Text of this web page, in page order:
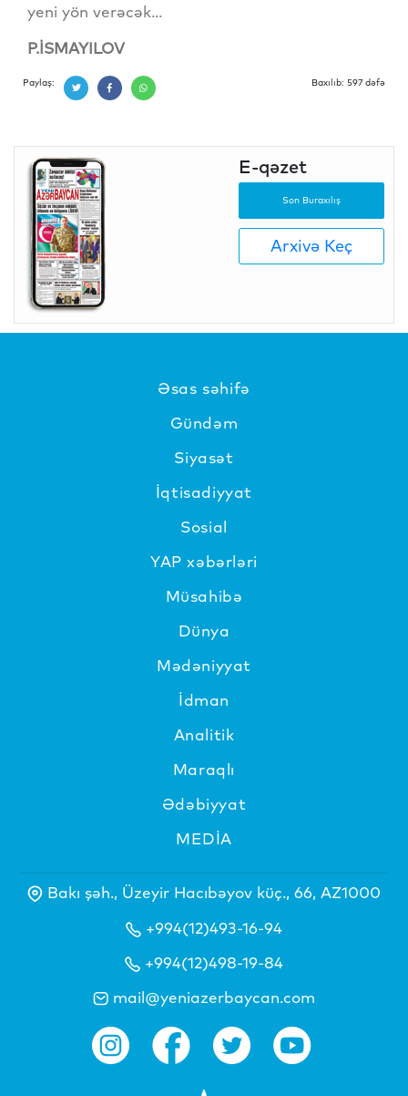
yeni yön verəcək...
P.İSMAYILOV
Paylaş: Baxılıb: 597 dəfə
E-qəzet
Son Buraxılış
Arxivə Keç
Əsas səhifə
Gündəm
Siyasət
İqtisadiyyat
Sosial
YAP xəbərləri
Müsahibə
Dünya
Mədəniyyat
İdman
Analitik
Maraqlı
Ədəbiyyat
MEDİA
Bakı şəh., Üzeyir Hacıbəyov küç., 66, AZ1000
+994(12)493-16-94
+994(12)498-19-84
mail@yeniazerbaycan.com